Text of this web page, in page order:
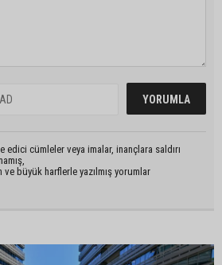
edici cümleler veya imalar, inançlara saldırı
büyük harflerle yazılmış yorumlar